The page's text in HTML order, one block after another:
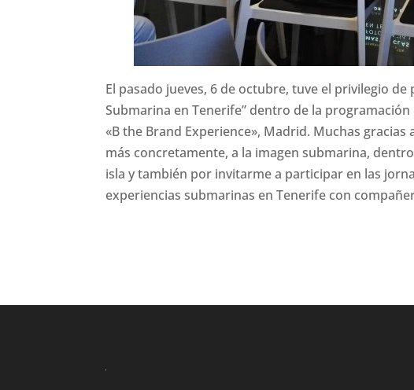
El pasado jueves, 6 de octubre, tuve el privilegio
Submarina en Tenerife” dentro de la programación
«B the Brand Experience», Madrid. Muchas
más concretamente, a la imagen submarina,
isla y también por invitarme a participar en las
experiencias submarinas en Tenerife con